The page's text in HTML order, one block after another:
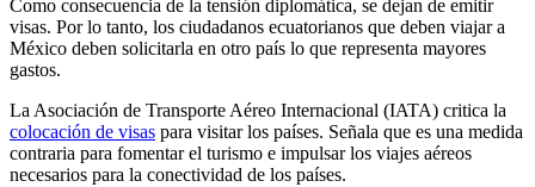
Como consecuencia de la tensión diplomática, se dejan de emitir
visas. Por lo tanto, los ciudadanos ecuatorianos que deben viajar a
México deben solicitarla en otro país lo que representa mayores
gastos.
La Asociación de Transporte Aéreo Internacional (IATA) critica la
colocación de visas para visitar los países. Señala que es una medida
contraria para fomentar el turismo e impulsar los viajes aéreos
necesarios para la conectividad de los países.